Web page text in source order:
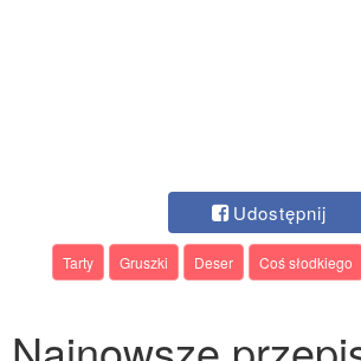
Udostępnij
Tarty Gruszki Deser Coś słodkiego